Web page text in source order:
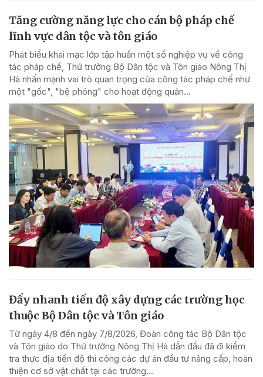
Tăng cường năng lực cho cán bộ pháp chế
lĩnh vực dân tộc và tôn giáo
Phát biểu khai mạc lớp tập huấn một số nghiệp vụ về công
tác pháp chế, Thứ trưởng Bộ Dân tộc và Tôn giáo Nông Thị
Hà nhấn mạnh vai trò quan trọng của công tác pháp chế như
một "gốc", "bệ phóng" cho hoạt động quản...
Đẩy nhanh tiến độ xây dựng các trường học
thuộc Bộ Dân tộc và Tôn giáo
Từ ngày 4/8 đến ngày 7/8/2026, Đoàn công tác Bộ Dân tộc
và Tôn giáo do Thứ trưởng Nông Thị Hà dẫn đầu đã đi kiểm
tra thực địa tiến độ thi công các dự án đầu tư nâng cấp, hoàn
thiện cơ sở vật chất tại các trường...